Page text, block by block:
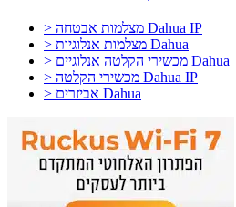
> מצלמות אבטחה Dahua IP
> מצלמות אנלוגיות Dahua
> מכשירי הקלטה אנלוגיים Dahua
> מכשירי הקלטה Dahua IP
> אביזרים Dahua